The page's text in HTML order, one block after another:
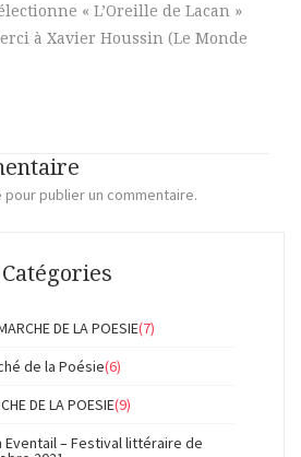
« L’Oreille de Lacan »
à Xavier Houssin (Le Monde
pour publier un commentaire.
Catégories
DE LA POESIE(7)
de la Poésie(6)
DE LA POESIE(9)
Eventail – Festival littéraire de